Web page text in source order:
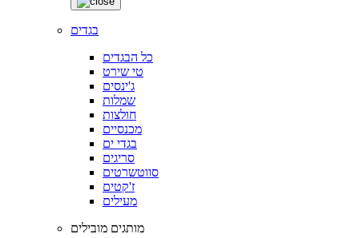
בגדים
כל הבגדים
טי שירט
ג'ינסים
שמלות
חולצות
מכנסיים
בגדי ים
סריגים
סווטשרטים
ז'קטים
מעילים
מותגים מובילים